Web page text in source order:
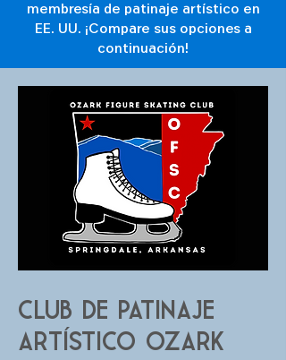
membresía de patinaje artístico en
EE. UU. ¡Compare sus opciones a
continuación!
Club de patinaje
artístico Ozark